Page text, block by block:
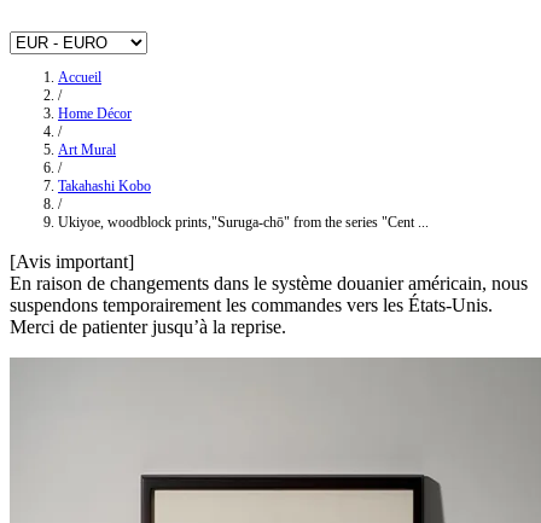
Accueil
/
Home Décor
/
Art Mural
/
Takahashi Kobo
/
Ukiyoe, woodblock prints,"Suruga-chō" from the series "Cent ...
[Avis important]
En raison de changements dans le système douanier américain, nous
suspendons temporairement les commandes vers les États-Unis.
Merci de patienter jusqu’à la reprise.